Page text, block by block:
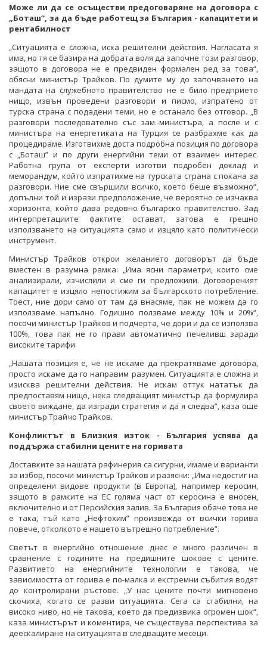
Може ли да се осъществи предоговаряне на договора с
„Боташ“, за да бъде работещ за България - капацитети и
рентабилност
„Ситуацията е сложна, иска решителни действия. Нагласата я
има, но тя се базира на добрата воля да започне този разговор,
защото в договора не е предвиден формален ред за това“,
обясни министър Трайков. По думите му до започването на
мандата на служебното правителство не е било предприето
нищо, извън проведени разговори и писмо, изпратено от
турска страна с подадени теми, но е останало без отговор. „В
разговори последователно със зам.-министъра, а после и с
министъра на енергетиката на Турция се разбрахме как да
процедираме. Изготвихме доста подробна позиция по договора
с „Боташ” и по други енергийни теми от взаимен интерес.
Работна група от експерти изготви подробен доклад и
меморандум, който изпратихме на турската страна с покана за
разговори. Ние сме свършили всичко, което беше възможно“,
допълни той и изрази предположение, че вероятно се изчаква
хоризонта, който дава редовно българско правителство. Зад
интерпретациите фактите остават, затова е грешно
използването на ситуацията само и изцяло като политически
инструмент.
Министър Трайков открои желанието договорът да бъде
вместен в разумна рамка: „Има ясни параметри, които сме
анализирали, изчислили и сме ги предложили. Договореният
капацитет е изцяло непостижим за българското потребление.
Тоест, ние дори само от там да внасяме, пак не можем да го
използваме напълно. Годишно ползваме между 10% и 20%“,
посочи министър Трайков и подчерта, че дори и да се използва
100%, това пак не го прави автоматично печеливш заради
високите тарифи.
„Нашата позиция е, че не искаме да прекратяваме договора,
просто искаме да го направим разумен. Ситуацията е сложна и
изисква решителни действия. Не искам оттук нататък да
предпоставям нищо, нека следващият министър да формулира
своето виждане, да изгради стратегия и да я следва”, каза още
министър Трайчо Трайков.
Конфликтът в Близкия изток - България успява да
поддържа стабилни цените на горивата
Доставките за нашата рафинерия са сигурни, имаме и варианти
за избор, посочи министър Трайков и разясни: „Има недостиг на
определени видове продукти (в Европа), например керосин,
защото в рамките на ЕС голяма част от керосина е вносен,
включително и от Персийския залив. За България обаче това не
е така, тъй като „Нефтохим” произвежда от всички горива
повече, отколкото е нашето вътрешно потребление”.
Светът в енергийно отношение днес е много различен в
сравнение с годините на предишните шокове с цените.
Развитието на енергийните технологии е такова, че
зависимостта от горива е по-малка и екстремни събития водят
до контролирани ръстове. „У нас цените почти мигновено
скочиха, когато се разви ситуацията. Сега са стабилни, на
високо ниво, но не такова, което да предизвика огромен шок“,
каза министърът и коментира, че съществува перспектива за
деескалиране на ситуацията в следващите месеци.